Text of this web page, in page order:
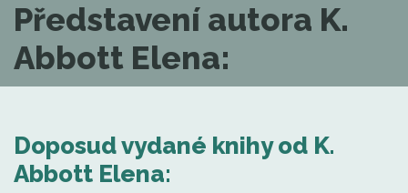
Představení autora K.
Abbott Elena:
Doposud vydané knihy od K.
Abbott Elena: